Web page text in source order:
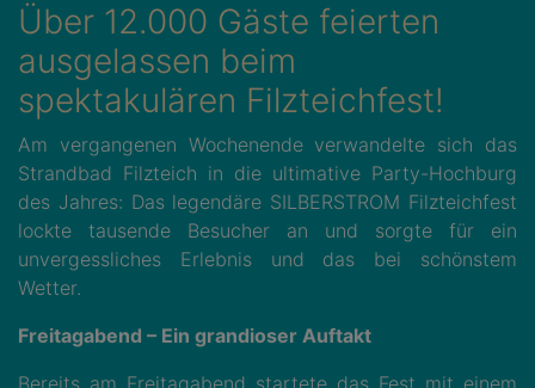
Über 12.000 Gäste feierten
ausgelassen beim
spektakulären Filzteichfest!
Am vergangenen Wochenende verwandelte sich das
Strandbad Filzteich in die ultimative Party-Hochburg
des Jahres: Das legendäre SILBERSTROM Filzteichfest
lockte tausende Besucher an und sorgte für ein
unvergessliches Erlebnis und das bei schönstem
Wetter.
Freitagabend – Ein grandioser Auftakt
Bereits am Freitagabend startete das Fest mit einem